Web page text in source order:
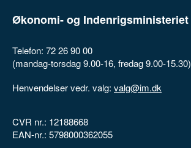
Økonomi- og Indenrigsministeriet
Telefon: 72 26 90 00
(mandag-torsdag 9.00-16, fredag 9.00-15.30)
Henvendelser vedr. valg: valg@im.dk
CVR nr.: 12188668
EAN-nr.: 5798000362055